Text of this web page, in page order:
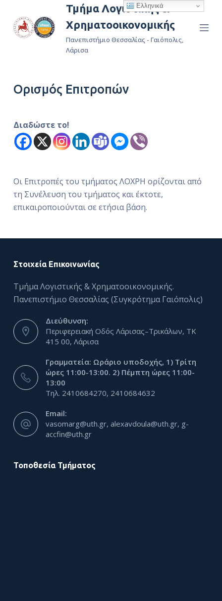
ε
σ
ο
ρ
ε
ν
ο
Τμήμα Λογιστικής &
Χρηματοοικονομικής
Πανεπιστήμιο Θεσσαλίας - Γαιόπολις,
Λάρισα
Ορισμός Επιτροπών
Διαδώστε το!
Οι Επιτροπές του τμήματος ΛΟΧΡΗ ορίζονται από
τη Συνέλευση του τμήματος και έκτοτε,
επικαιροποιούνται σε ετήσια βάση.
Στοιχεία Επικοινωνίας
Τμήμα Λογιστικής & Χρηματοοικονομικής.
Πανεπιστήμιο Θεσσαλίας (Συγκρότημα Γαιόπολις)
Διεύθυνση:
Περιφερειακή Οδός Λάρισας–Τρικάλων, ΤΚ
415 00, Λάρισα
Γραμματεία: Ωράριο υποδοχής, 1) Τρίτη
ώρες 11:00-13:00. 2) Πέμπτη ώρες 11:00-
13:00
Τηλ. 2410684270, 2410684632
Email:
vasomarg@uth.gr, alexavdoula@uth.gr, g-
accfin@uth.gr
Τοποθεσία Τμήματος
Ελληνικά